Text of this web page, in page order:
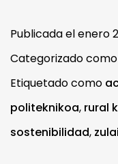
Publicada elenero
Categorizado como
Etiquetado como
politeknikoa, rural
sostenibilidad,